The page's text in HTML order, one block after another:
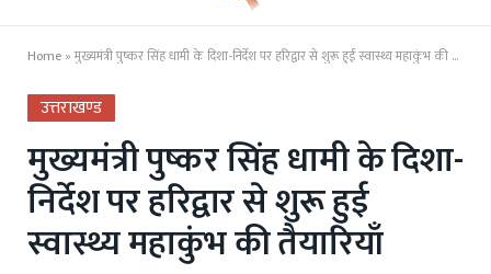
Home »मुख्यमंत्री पुष्कर सिंह धामी के दिशा-निर्देश पर हरिद्वार से शुरू हुई स्वास्थ्य महाकुंभ की तैयारियाँ
उत्तराखण्ड
मुख्यमंत्री पुष्कर सिंह धामी के दिशा-
निर्देश पर हरिद्वार से शुरू हुई
स्वास्थ्य महाकुंभ की तैयारियाँ